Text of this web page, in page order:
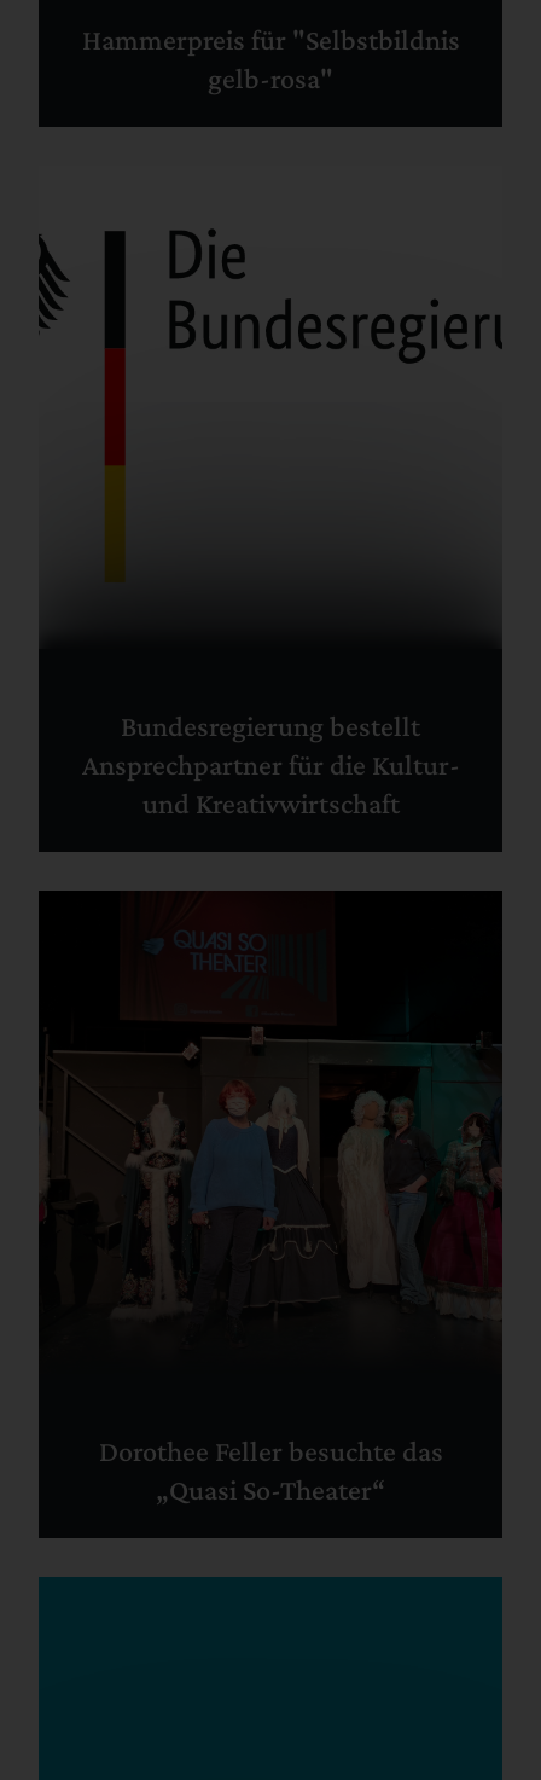
Hammerpreis für "Selbstbildnis
gelb-rosa"
Bundesregierung bestellt
Ansprechpartner für die Kultur-
und Kreativwirtschaft
Dorothee Feller besuchte das
„Quasi So-Theater“